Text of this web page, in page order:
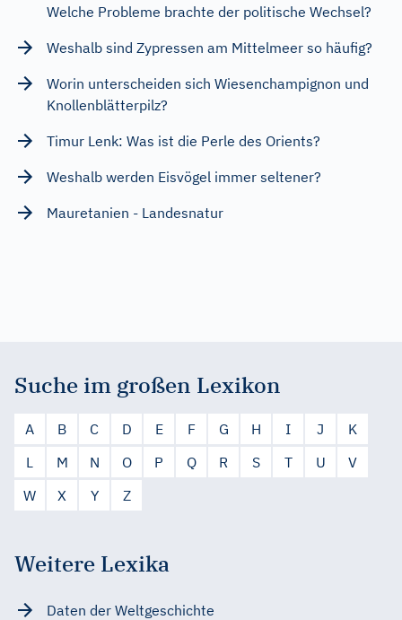
Welche Probleme brachte der politische Wechsel?
Weshalb sind Zypressen am Mittelmeer so häufig?
Worin unterscheiden sich Wiesenchampignon und
Knollenblätterpilz?
Timur Lenk: Was ist die Perle des Orients?
Weshalb werden Eisvögel immer seltener?
Mauretanien - Landesnatur
Suche im großen Lexikon
A B C D E F G H I J
K
L
M N O P Q R S T U
V
W
X Y Z
Weitere Lexika
Daten der Weltgeschichte